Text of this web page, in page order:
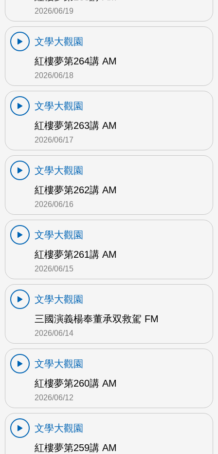
2026/06/19
文學大觀園
紅樓夢第264講 AM
2026/06/18
文學大觀園
紅樓夢第263講 AM
2026/06/17
文學大觀園
紅樓夢第262講 AM
2026/06/16
文學大觀園
紅樓夢第261講 AM
2026/06/15
文學大觀園
三國演義楊奉董承双救駕 FM
2026/06/14
文學大觀園
紅樓夢第260講 AM
2026/06/12
文學大觀園
紅樓夢第259講 AM